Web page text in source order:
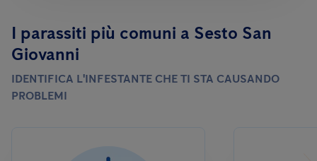
I parassiti più comuni a Sesto San
Giovanni
IDENTIFICA L'INFESTANTE CHE TI STA CAUSANDO
PROBLEMI